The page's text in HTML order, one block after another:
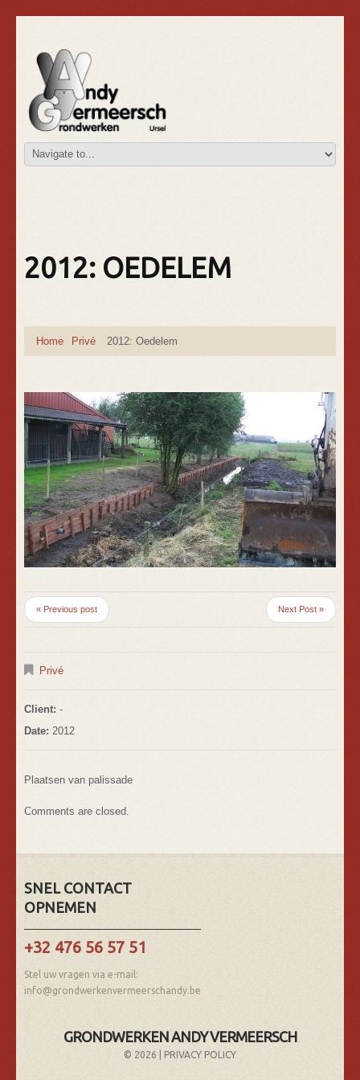
2012: OEDELEM
Home Privé 2012: Oedelem
« Previous post Next Post »
Privé
Client: -
Date: 2012
Plaatsen van palissade
Comments are closed.
SNEL CONTACT
OPNEMEN
+32 476 56 57 51
Stel uw vragen via e-mail:
info@grondwerkenvermeerschandy.be
GRONDWERKEN ANDY VERMEERSCH
© 2026 | PRIVACY POLICY